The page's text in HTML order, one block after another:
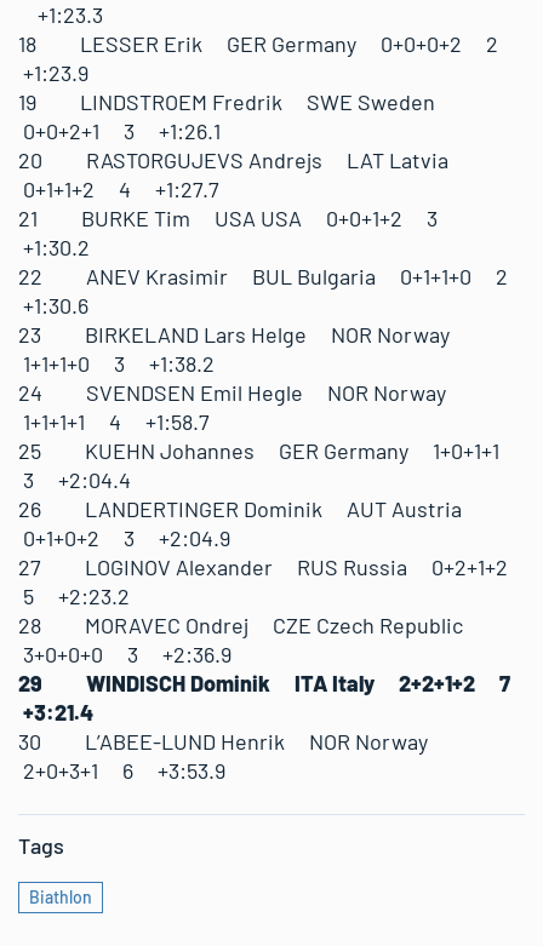
+1:23.3
18 LESSER Erik GER Germany 0+0+0+2 2
+1:23.9
19 LINDSTROEM Fredrik SWE Sweden
0+0+2+1 3 +1:26.1
20 RASTORGUJEVS Andrejs LAT Latvia
0+1+1+2 4 +1:27.7
21 BURKE Tim USA USA 0+0+1+2 3
+1:30.2
22 ANEV Krasimir BUL Bulgaria 0+1+1+0 2
+1:30.6
23 BIRKELAND Lars Helge NOR Norway
1+1+1+0 3 +1:38.2
24 SVENDSEN Emil Hegle NOR Norway
1+1+1+1 4 +1:58.7
25 KUEHN Johannes GER Germany 1+0+1+1
3 +2:04.4
26 LANDERTINGER Dominik AUT Austria
0+1+0+2 3 +2:04.9
27 LOGINOV Alexander RUS Russia 0+2+1+2
5 +2:23.2
28 MORAVEC Ondrej CZE Czech Republic
3+0+0+0 3 +2:36.9
29 WINDISCH Dominik ITA Italy 2+2+1+2 7
+3:21.4
30 L’ABEE-LUND Henrik NOR Norway
2+0+3+1 6 +3:53.9
Tags
Biathlon